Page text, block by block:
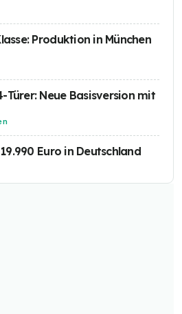
Produktion in München
Türer: Neue Basisversion mit
Euro in Deutschland